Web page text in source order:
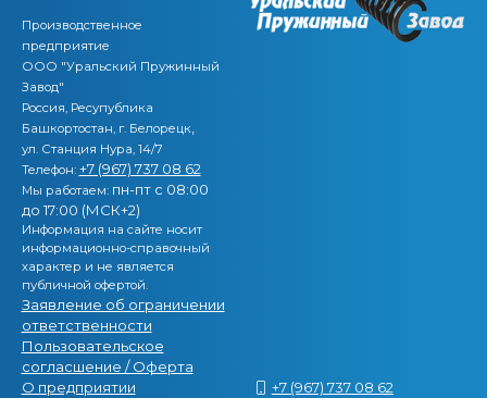
Производственное
предприятие
ООО "Уральский Пружинный
Завод"
Россия, Ресупублика
Башкортостан, г. Белорецк,
ул. Станция Нура, 14/7
Телефон: +7 (967) 737 08 62
Мы работаем: пн-пт с 08:00
до 17:00 (МСК+2)
Информация на сайте носит
информационно-справочный
характер и не является
публичной офертой.
Заявление об ограничении
ответственности
Пользовательское
согласшение / Оферта
О предприятии
+7 (967) 737 08 62